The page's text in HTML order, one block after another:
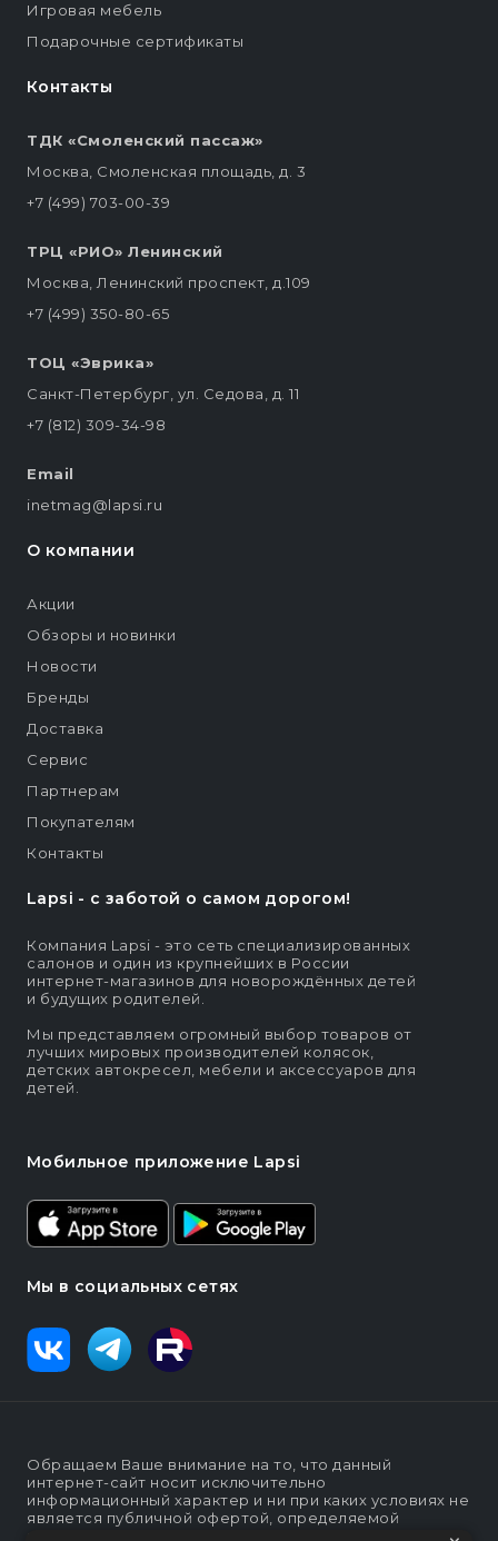
Lapsi - c заботой о самом дорогом!
Компания Lapsi - это сеть специализированных
салонов и один из крупнейших в России
интернет-магазинов для новорождённых детей
и будущих родителей.
Мы представляем огромный выбор товаров от
лучших мировых производителей колясок,
детских автокресел, мебели и аксессуаров для
детей.
Мобильное приложение Lapsi
Мы в социальных сетях
Контакты
ТДК «Смоленский пассаж»
Москва, Смоленская площадь, д. 3
+7 (499) 703-00-39
ТРЦ «РИО» Ленинский
Москва, Ленинский проспект, д.109
+7 (499) 350-80-65
ТОЦ «Эврика»
Санкт-Петербург, ул. Седова, д. 11
+7 (812) 309-34-98
Email
inetmag@lapsi.ru
Игровая мебель
Подарочные сертификаты
О компании
Акции
Обзоры и новинки
Новости
Бренды
Доставка
Сервис
Партнерам
Покупателям
Контакты
Обращаем Ваше внимание на то, что данный
интернет-сайт носит исключительно
информационный характер и ни при каких условиях не
является публичной офертой, определяемой
положениями статьи п. 2 ст. 437 Гражданского кодекса